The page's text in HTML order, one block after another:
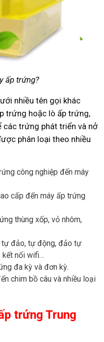
ấp trứng?
nhiều tên gọi khác
trứng hoặc lò ấp trứng,
các trứng phát triển và nở
phân loại theo nhiều
công nghiệp đến máy
cấp đến máy ấp trứng
thùng xốp, vỏ nhôm,
tự đảo, tự động, đảo tự
kết nối wifi…
đa kỳ và đơn kỳ.
chim bồ câu và nhiều loại
trứng Trung